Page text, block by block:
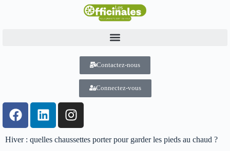
Contactez-nous
Connectez-vous
Hiver : quelles chaussettes porter pour garder les pieds au chaud ?